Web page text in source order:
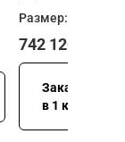
Размер: 3000 х
742 120
Заказать
в 1 клик